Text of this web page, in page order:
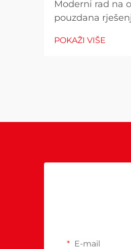
Moderni rad na
pouzdana
POKAŽI VIŠE
E-mail